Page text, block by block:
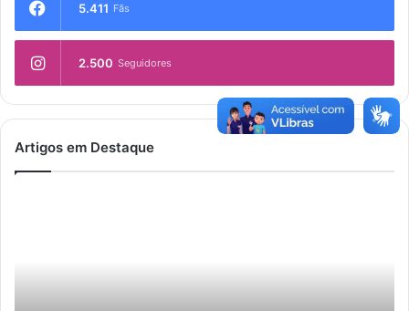
5.411 Fãs
2.500 Seguidores
Artigos em Destaque